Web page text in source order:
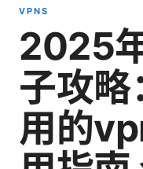
VPNS
2025
子攻
用的